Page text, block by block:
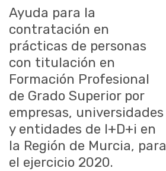
ACCESO PERSONAL
Ayuda para la
contratación en
prácticas de personas
con titulación en
Formación Profesional
de Grado Superior por
empresas, universidades
y entidades de I+D+i en
la Región de Murcia, para
el ejercicio 2020.